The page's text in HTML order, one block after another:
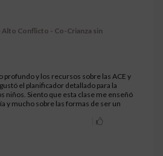
Alto Conflicto - Co-Crianza sin
profundo y los recursos sobre las ACE y
el planificador detallado para la
niños. Siento que esta clase me enseñó
y mucho sobre las formas de ser un